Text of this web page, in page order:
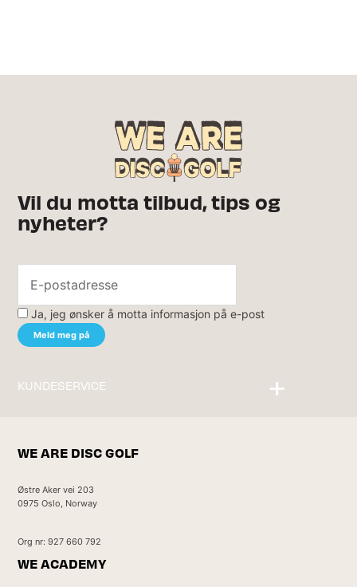
Vil du motta tilbud, tips og
nyheter?
Ja, jeg ønsker å motta informasjon på e-post
KUNDESERVICE
WE ARE DISC GOLF
Østre Aker vei 203
0975 Oslo, Norway
Org nr: 927 660 792
WE ACADEMY